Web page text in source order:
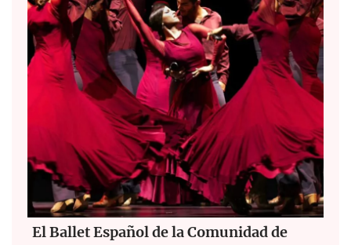
El Ballet Español de la Comunidad de